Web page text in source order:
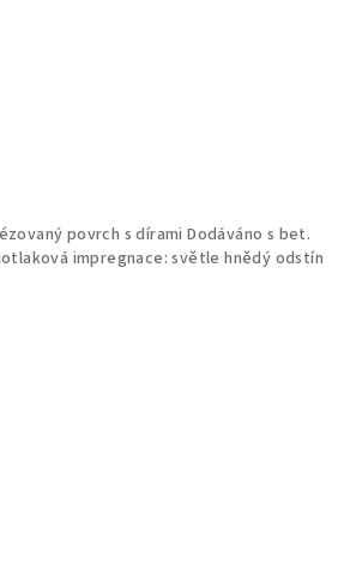
povrch s dírami Dodáváno s bet.
impregnace: světle hnědý odstín